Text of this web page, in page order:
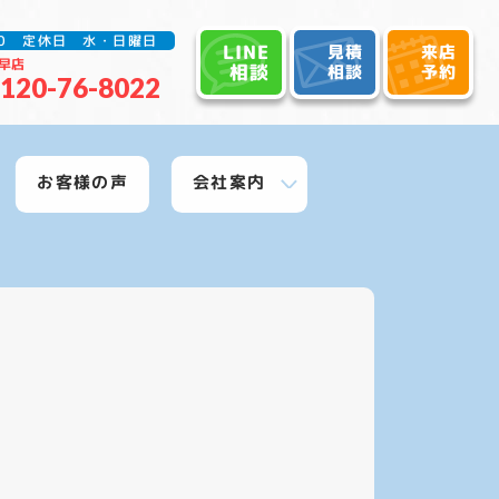
休日 水・日曜日
店
76-8022
LINE
相談
見積
相談
来店
予約
お客様の声 会社案内